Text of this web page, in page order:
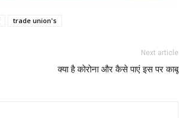
trade union's
Next article
क्या है कोरोना और कैसे पाएं इस पर काबू